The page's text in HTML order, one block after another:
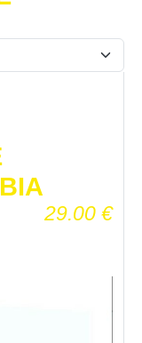
29.00 €